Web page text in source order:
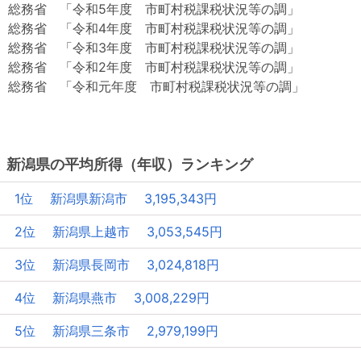
総務省 「令和5年度 市町村税課税状況等の調」
総務省 「令和4年度 市町村税課税状況等の調」
総務省 「令和3年度 市町村税課税状況等の調」
総務省 「令和2年度 市町村税課税状況等の調」
総務省 「令和元年度 市町村税課税状況等の調」
新潟県の平均所得（年収）ランキング
1位 新潟県新潟市 3,195,343円
2位 新潟県上越市 3,053,545円
3位 新潟県長岡市 3,024,818円
4位 新潟県燕市 3,008,229円
5位 新潟県三条市 2,979,199円